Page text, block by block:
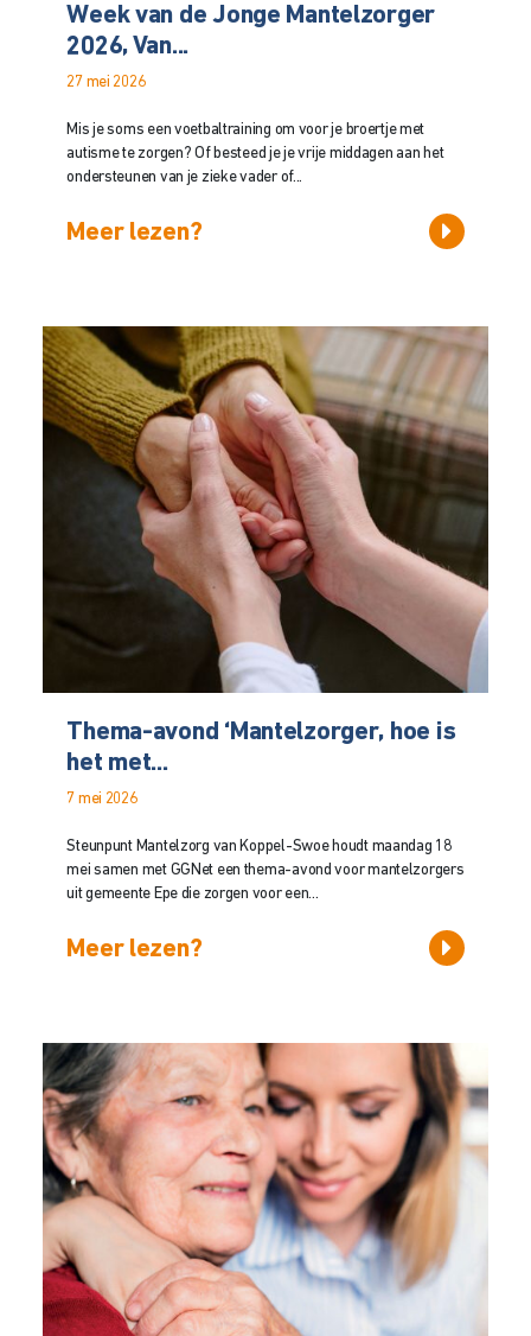
Week van de Jonge Mantelzorger
2026, Van...
27 mei 2026
Mis je soms een voetbaltraining om voor je broertje met
autisme te zorgen? Of besteed je je vrije middagen aan het
ondersteunen van je zieke vader of...
Meer lezen?
Thema-avond ‘Mantelzorger, hoe is
het met...
7 mei 2026
Steunpunt Mantelzorg van Koppel-Swoe houdt maandag 18
mei samen met GGNet een thema-avond voor mantelzorgers
uit gemeente Epe die zorgen voor een...
Meer lezen?